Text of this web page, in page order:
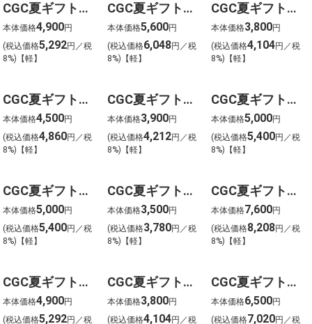
CGC夏ギフト【0203】会津 ハヤオ 国産馬刺し(260g)
本体価格4,900円
(税込価格5,292円／税
8%)【軽】
CGC夏ギフト【0301】海鵬フーズ 北海道産 特大熟成開ほっけ（5枚）
本体価格5,600円
(税込価格6,048円／税
8%)【軽】
CGC夏ギフト【0302】北海道 ファイヤーバーグ満足セット(6個)
本体価格3,800円
(税込価格4,104円／税
8%)【軽】
CGC夏ギフト【0303】江戸屋 帯広名物 豚丼の具(5食)
本体価格4,500円
(税込価格4,860円／税
8%)【軽】
CGC夏ギフト【0304】五島軒 函館カレーギフトセット（6食）
本体価格3,900円
(税込価格4,212円／税
8%)【軽】
CGC夏ギフト【0401】富山氷見 鱈場商店 キトキトひものセット（6種16枚）
本体価格5,000円
(税込価格5,400円／税
8%)【軽】
CGC夏ギフト【0402】輪島 西脇水産 加賀味噌漬・のどぐろ開き(3種6枚)
本体価格5,000円
(税込価格5,400円／税
8%)【軽】
CGC夏ギフト【0403】福井 米又 胡麻豆腐セット(10個)
本体価格3,500円
(税込価格3,780円／税
8%)【軽】
CGC夏ギフト【0404】若狭牛と荒島ポーク 焼肉セット
本体価格7,600円
(税込価格8,208円／税
8%)【軽】
CGC夏ギフト【0501】ジェラートマスモ 栃木産いちごの食べ比べセット(6個)
本体価格4,900円
(税込価格5,292円／税
CGC夏ギフト【0502】木曽屋信州高遠八割そばセット(10人前)
本体価格3,800円
(税込価格4,104円／税
CGC夏ギフト【0503】極みフルーツ 山梨産 桃・ぶどうセット
本体価格6,500円
(税込価格7,020円／税